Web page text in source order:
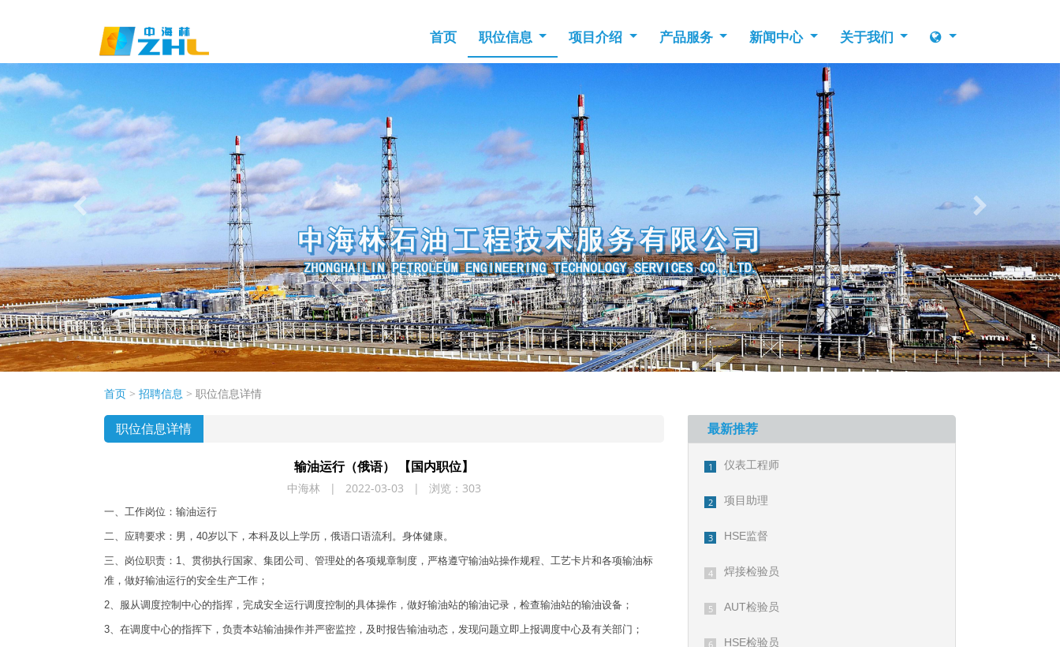
首页 职位信息 项目介绍 产品服务 新闻中心 关于我们
首页 > 招聘信息 > 职位信息详情
职位信息详情
输油运行（俄语） 【国内职位】
中海林 | 2022-03-03 | 浏览：303
一、工作岗位：输油运行
二、应聘要求：男，40岁以下，本科及以上学历，俄语口语流利。身体健康。
三、岗位职责：1、贯彻执行国家、集团公司、管理处的各项规章制度，严格遵守输油站操作规程、工艺卡片和各项输油标
准，做好输油运行的安全生产工作；
2、服从调度控制中心的指挥，完成安全运行调度控制的具体操作，做好输油站的输油记录，检查输油站的输油设备；
3、在调度中心的指挥下，负责本站输油操作并严密监控，及时报告输油动态，发现问题立即上报调度中心及有关部门；
最新推荐
1 仪表工程师
2 项目助理
3 HSE监督
4 焊接检验员
5 AUT检验员
6 HSE检验员